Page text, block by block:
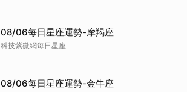
08/06每日星座運勢-摩羯座
科技紫微網每日星座
08/06每日星座運勢-金牛座